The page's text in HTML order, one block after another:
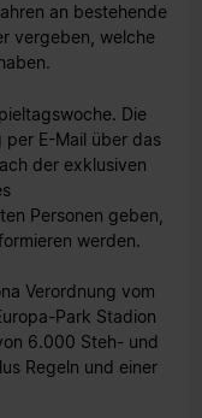
an bestehende
vergeben, welche
Die
E-Mail über das
der exklusiven
Personen geben,
werden.
Verordnung vom
Park Stadion
6.000 Steh- und
Regeln und einer